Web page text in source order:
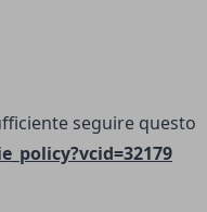
seguire questo